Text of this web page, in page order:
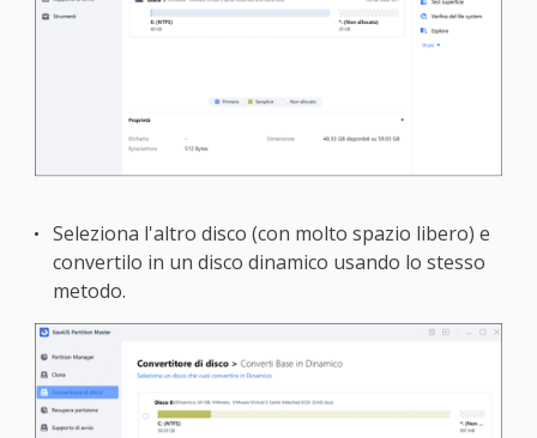
Seleziona l'altro disco (con molto spazio libero) e
convertilo in un disco dinamico usando lo stesso
metodo.